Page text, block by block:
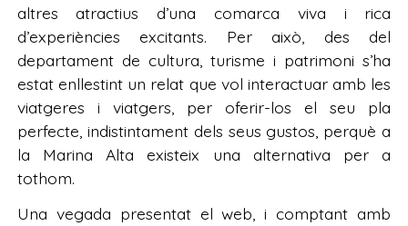
altres atractius d’una comarca viva i rica
d’experiències excitants. Per això, des del
departament de cultura, turisme i patrimoni s’ha
estat enllestint un relat que vol interactuar amb les
viatgeres i viatgers, per oferir-los el seu pla
perfecte, indistintament dels seus gustos, perquè a
la Marina Alta existeix una alternativa per a
tothom.
Una vegada presentat el web, i comptant amb